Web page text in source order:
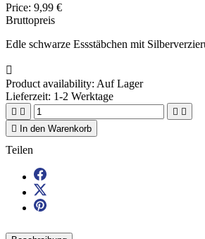
Price: 9,99 €
Bruttopreis
Edle schwarze Essstäbchen mit

Product availability: Auf Lager
Lieferzeit: 1-2 Werktage
   

In den Warenkorb
Teilen